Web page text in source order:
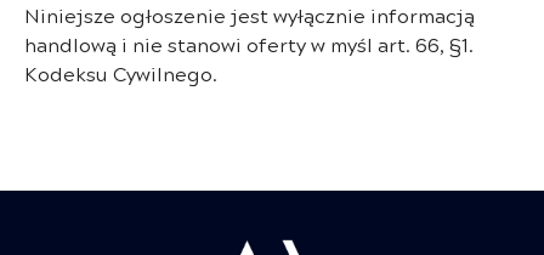
Niniejsze ogłoszenie jest wyłącznie informacją
handlową i nie stanowi oferty w myśl art. 66, §1.
Kodeksu Cywilnego.